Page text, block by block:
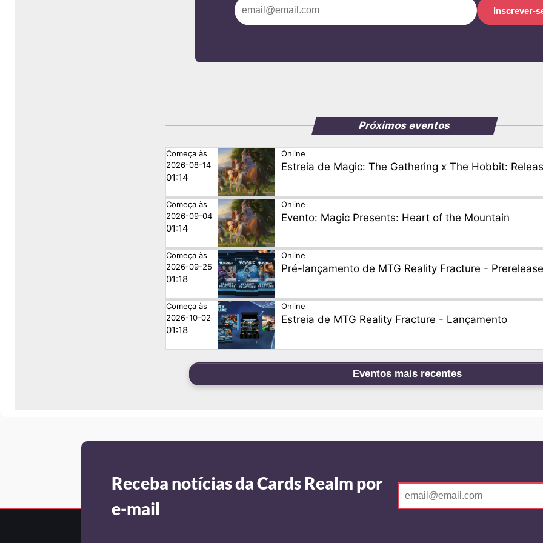
Inscrever-
Próximos eventos
Começa às
2026-08-14
01:14
Online
Estreia de Magic: The Gathering x The Hobbit:
Começa às
2026-09-04
01:14
Online
Evento: Magic Presents: Heart of the Mountain
Começa às
2026-09-25
01:18
Online
Pré-lançamento de MTG Reality Fracture - Prerelease
Começa às
2026-10-02
01:18
Online
Estreia de MTG Reality Fracture - Lançamento
Eventos mais recentes
Receba notícias da Cards Realm por
e-mail